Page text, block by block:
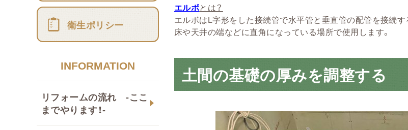
衛生ポリシー
INFORMATION
リフォームの流れ -ここ
までやります！-
エルボとは？
エルボはL字形をした接続管で水平管と垂直管の配管を接続す
床や天井の端などに直角になっている場所で使用します。
土間の基礎の厚みを調整する